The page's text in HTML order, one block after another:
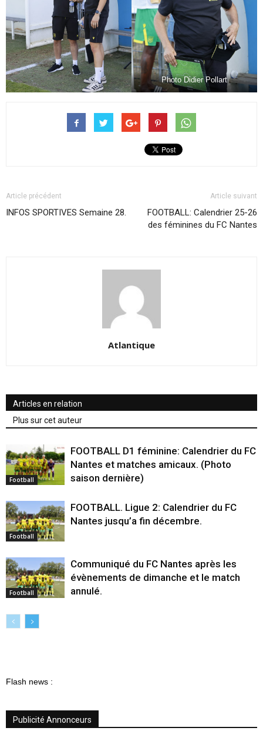
Photo Didier Pollart
Article précédent
INFOS SPORTIVES Semaine 28.
Article suivant
FOOTBALL: Calendrier 25-26
des féminines du FC Nantes
Atlantique
Articles en relation
Plus sur cet auteur
Football
FOOTBALL D1 féminine: Calendrier du FC
Nantes et matches amicaux. (Photo
saison dernière)
Football
FOOTBALL. Ligue 2: Calendrier du FC
Nantes jusqu’a fin décembre.
Football
Communiqué du FC Nantes après les
évènements de dimanche et le match
annulé.
Flash news :
Publicité Annonceurs